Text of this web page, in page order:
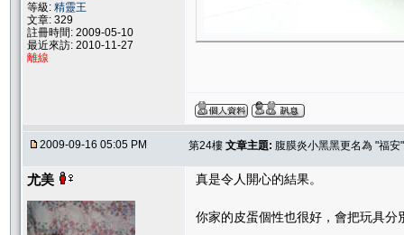
等級: 精靈王
文章: 329
註冊時間: 2009-05-10
最近來訪: 2010-11-27
離線
2009-09-16 05:05 PM 第24樓 文章主題: 腹膜炎小黑黑更名為 "福
尤美 真是令人開心的結果。
你家的皮蛋個性也很好，會把玩具分